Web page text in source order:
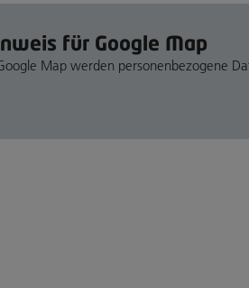
für Google Map
Map werden personenbezogene